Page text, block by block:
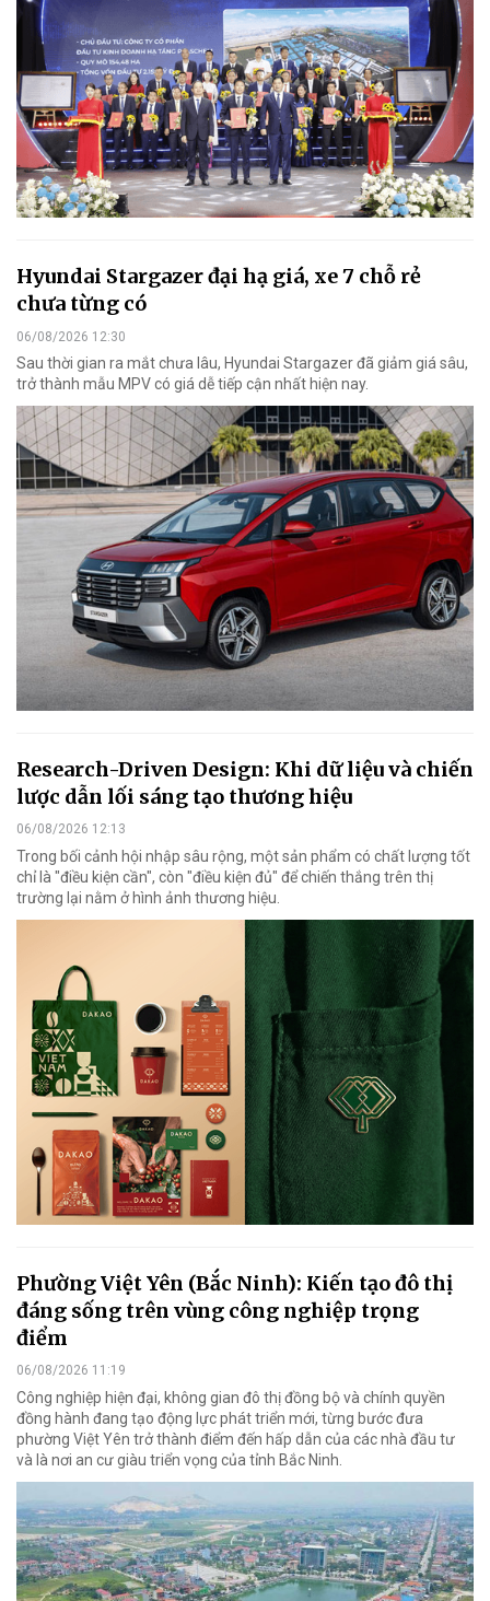
Hyundai Stargazer đại hạ giá, xe 7 chỗ rẻ
chưa từng có
06/08/2026 12:30
Sau thời gian ra mắt chưa lâu, Hyundai Stargazer đã giảm giá sâu,
trở thành mẫu MPV có giá dễ tiếp cận nhất hiện nay.
Research-Driven Design: Khi dữ liệu và chiến
lược dẫn lối sáng tạo thương hiệu
06/08/2026 12:13
Trong bối cảnh hội nhập sâu rộng, một sản phẩm có chất lượng tốt
chỉ là "điều kiện cần", còn "điều kiện đủ" để chiến thắng trên thị
trường lại nằm ở hình ảnh thương hiệu.
Phường Việt Yên (Bắc Ninh): Kiến tạo đô thị
đáng sống trên vùng công nghiệp trọng
điểm
06/08/2026 11:19
Công nghiệp hiện đại, không gian đô thị đồng bộ và chính quyền
đồng hành đang tạo động lực phát triển mới, từng bước đưa
phường Việt Yên trở thành điểm đến hấp dẫn của các nhà đầu tư
và là nơi an cư giàu triển vọng của tỉnh Bắc Ninh.